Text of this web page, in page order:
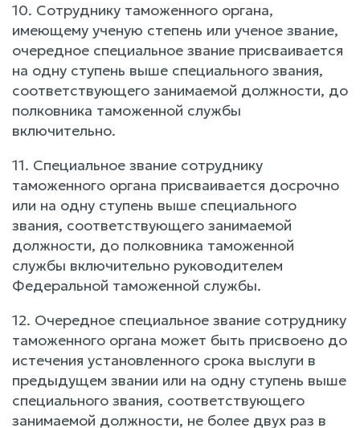
10. Сотруднику таможенного органа,
имеющему ученую степень или ученое звание,
очередное специальное звание присваивается
на одну ступень выше специального звания,
соответствующего занимаемой должности, до
полковника таможенной службы
включительно.
11. Специальное звание сотруднику
таможенного органа присваивается досрочно
или на одну ступень выше специального
звания, соответствующего занимаемой
должности, до полковника таможенной
службы включительно руководителем
Федеральной таможенной службы.
12. Очередное специальное звание сотруднику
таможенного органа может быть присвоено до
истечения установленного срока выслуги в
предыдущем звании или на одну ступень выше
специального звания, соответствующего
занимаемой должности, не более двух раз в